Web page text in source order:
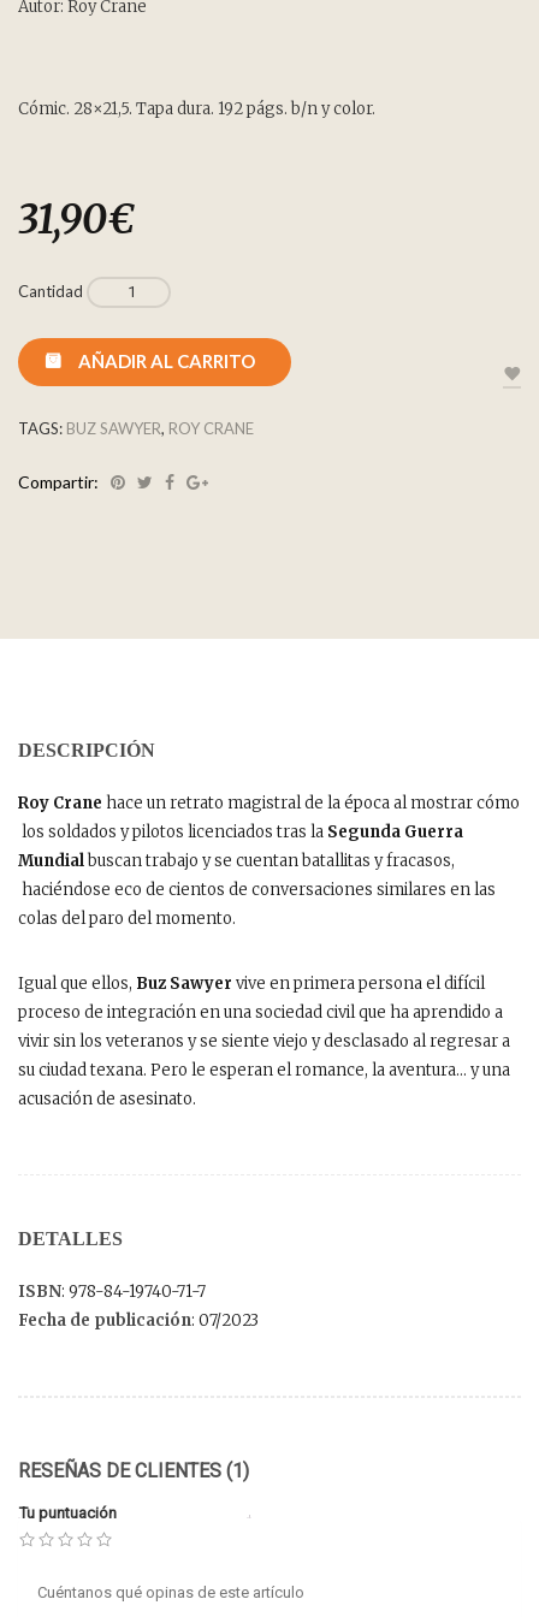
rating
Autor: Roy Crane
Cómic. 28×21,5. Tapa dura. 192 págs. b/n y color.
31,90€
Cantidad
AÑADIR AL CARRITO
TAGS: BUZ SAWYER, ROY CRANE
Compartir:
DESCRIPCIÓN
Roy Crane hace un retrato magistral de la época al mostrar cómo
los soldados y pilotos licenciados tras la Segunda Guerra
Mundialbuscan trabajo y se cuentan batallitas y fracasos,
haciéndose eco de cientos de conversaciones similares en las
colas del paro del momento.
Igual que ellos, Buz Sawyer vive en primera persona el difícil
proceso de integración en una sociedad civil que ha aprendido a
vivir sin los veteranos y se siente viejo y desclasado al regresar a
su ciudad texana. Pero le esperan el romance, la aventura… y una
acusación de asesinato.
DETALLES
ISBN: 978-84-19740-71-7
Fecha de publicación: 07/2023
RESEÑAS DE CLIENTES (1)
Tu puntuación